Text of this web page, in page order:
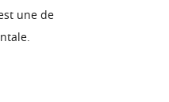
une de